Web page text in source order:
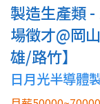
製造生產類
場徵才@岡
雄/路竹】
日月光半導體